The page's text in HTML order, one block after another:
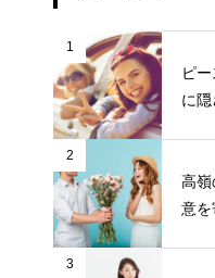
1
ピ
に
2
高嶺
意を
3